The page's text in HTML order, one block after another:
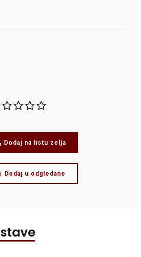
Dodaj na listu zelja
Dodaj u odgledane